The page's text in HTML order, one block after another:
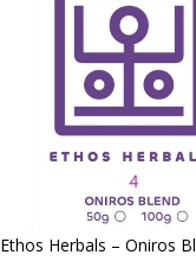
Ethos Herbals – Oniros